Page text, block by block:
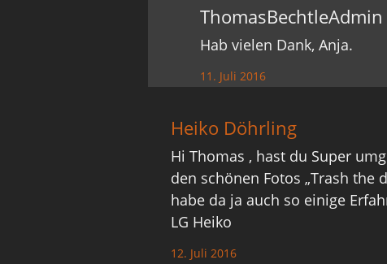
ThomasBechtleAdmin
Hab vielen Dank, Anja.
11. Juli 2016
Heiko Döhrling
Hi Thomas , hast du Super
den schönen Fotos „Trash the
habe da ja auch so einige
LG Heiko
12. Juli 2016